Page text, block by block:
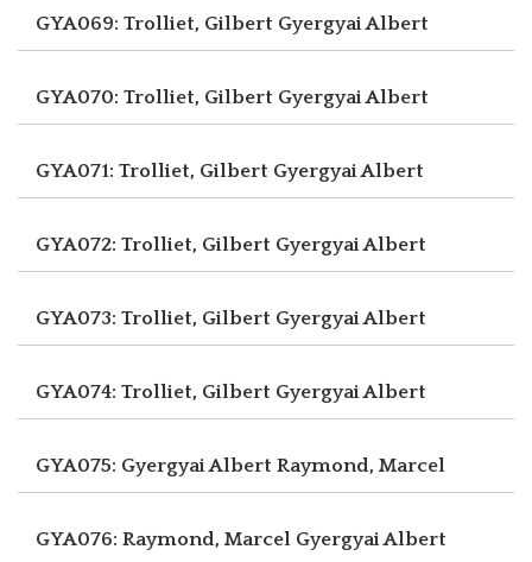
GYA069: Trolliet, Gilbert Gyergyai Albert
GYA070: Trolliet, Gilbert Gyergyai Albert
GYA071: Trolliet, Gilbert Gyergyai Albert
GYA072: Trolliet, Gilbert Gyergyai Albert
GYA073: Trolliet, Gilbert Gyergyai Albert
GYA074: Trolliet, Gilbert Gyergyai Albert
GYA075: Gyergyai Albert Raymond, Marcel
GYA076: Raymond, Marcel Gyergyai Albert